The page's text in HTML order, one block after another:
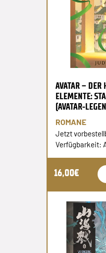
AVATAR – DER
ELEMENTE:
(AVATAR-
ROMANE
Jetzt
Verfügbarkeit:
16,00€